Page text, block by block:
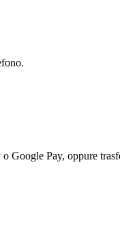
Google Pay, oppure